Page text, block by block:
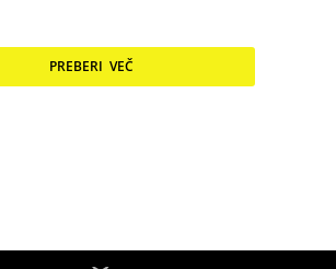
PREBERI VEČ